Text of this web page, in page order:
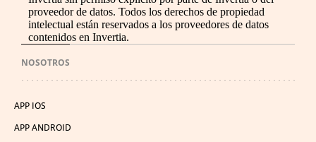
proveedor de datos. Todos los derechos de propiedad
intelectual están reservados a los proveedores de datos
contenidos en Invertia.
NOSOTROS
APP IOS
APP ANDROID